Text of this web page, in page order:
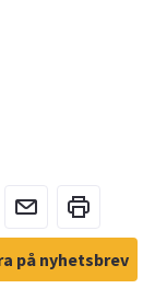
på nyhetsbrev